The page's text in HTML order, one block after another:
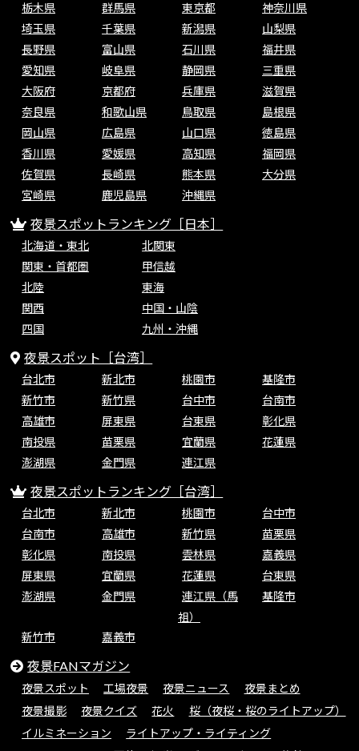
栃木県
群馬県 東京都
神奈川県
埼玉県
千葉県 新潟県
山梨県
長野県
富山県 石川県
福井県
愛知県
岐阜県 静岡県
三重県
大阪府
京都府 兵庫県
滋賀県
奈良県
和歌山県 鳥取県
島根県
岡山県
広島県 山口県
徳島県
香川県
愛媛県 高知県
福岡県
佐賀県
長崎県 熊本県
大分県
宮崎県
鹿児島県 沖縄県
夜景スポットランキング［日本］
北海道・東北
北関東
関東・首都圏
甲信越
北陸
東海
関西
中国・山陰
四国
九州・沖縄
夜景スポット［台湾］
台北市 新北市 桃園市
基隆市
新竹市
新竹県 台中市
台南市
高雄市
屏東県 台東県
彰化県
南投県
苗栗県 宜蘭県
花蓮県
澎湖県
金門県 連江県
夜景スポットランキング［台湾］
台北市 新北市 桃園市
台中市
台南市
高雄市 新竹県
苗栗県
彰化県
南投県 雲林県
嘉義県
屏東県
宜蘭県 花蓮県
台東県
澎湖県
金門県
連江県（馬
祖）
基隆市
新竹市 嘉義市
夜景FANマガジン
夜景スポット 工場夜景 夜景ニュース
夜景まとめ
夜景撮影
夜景クイズ 花火
桜（夜桜・桜のライトアップ）
イルミネーション
ライトアップ・ライティング